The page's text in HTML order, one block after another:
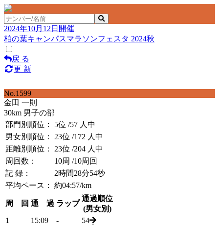
2024年10月12日開催
柏の葉キャンパスマラソンフェスタ 2024秋
戻 る
更 新
No.1599
金田 一則
30km 男子の部
部門別順位：
5位 /57 人中
男女別順位：
23位 /172 人中
距離別順位：
23位 /204 人中
周回数：
10周 /10周回
記 録：
2時間28分54秒
平均ペース：
約04:57/km
周 回 通 過 ラップ
通過順位
(男女別)
1
15:09 -
54